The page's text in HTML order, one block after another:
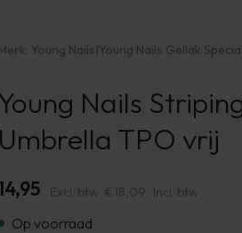
Young Nails|Young Nails Gellak
Nails
Umbrella TPO vrij
Excl. btw €18,09 Incl. btw
Op voorraad